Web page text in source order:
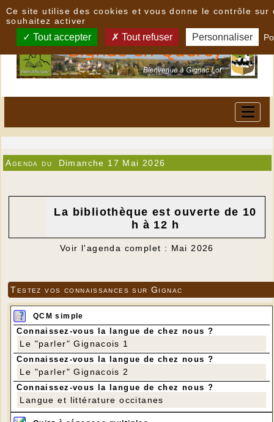
Agenda du Dimanche 17 Mai 2026
La bibliothèque est ouverte de 10
h à 12 h
Voir l'agenda complet : Mai 2026
Testez vos connaissances sur Gignac
QCM simple
Connaissez-vous la langue de chez nous ?
Le "parler" Gignacois 1
Connaissez-vous la langue de chez nous ?
Le "parler" Gignacois 2
Connaissez-vous la langue de chez nous ?
Langue et littérature occitanes
Ce site utilise des cookies et vous donne le contrôle sur
souhaitez activer
Tout accepter Tout refuser Personnaliser